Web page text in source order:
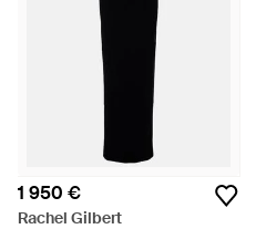
1 950 €
Rachel Gilbert